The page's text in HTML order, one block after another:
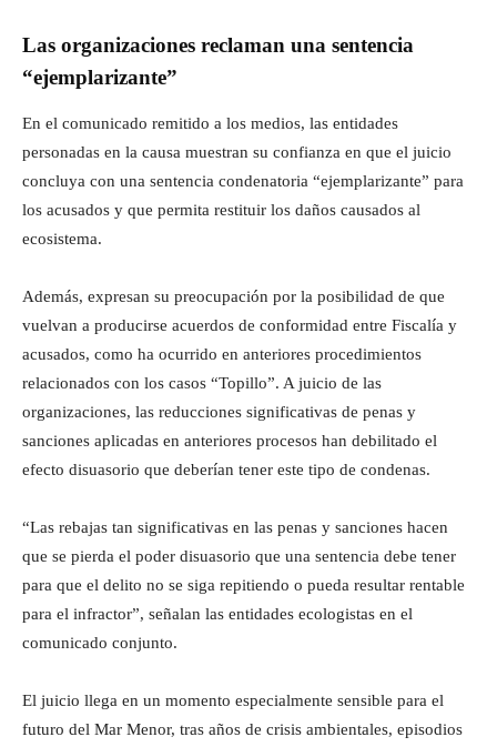
Las organizaciones reclaman una sentencia
“ejemplarizante”
En el comunicado remitido a los medios, las entidades
personadas en la causa muestran su confianza en que el juicio
concluya con una sentencia condenatoria “ejemplarizante” para
los acusados y que permita restituir los daños causados al
ecosistema.
Además, expresan su preocupación por la posibilidad de que
vuelvan a producirse acuerdos de conformidad entre Fiscalía y
acusados, como ha ocurrido en anteriores procedimientos
relacionados con los casos “Topillo”. A juicio de las
organizaciones, las reducciones significativas de penas y
sanciones aplicadas en anteriores procesos han debilitado el
efecto disuasorio que deberían tener este tipo de condenas.
“Las rebajas tan significativas en las penas y sanciones hacen
que se pierda el poder disuasorio que una sentencia debe tener
para que el delito no se siga repitiendo o pueda resultar rentable
para el infractor”, señalan las entidades ecologistas en el
comunicado conjunto.
El juicio llega en un momento especialmente sensible para el
futuro del Mar Menor, tras años de crisis ambientales, episodios